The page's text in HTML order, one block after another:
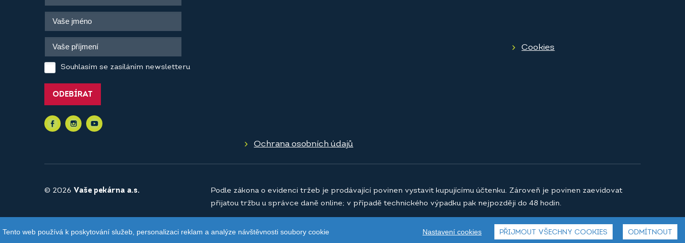
Souhlasím se zasíláním newsletteru
ODEBÍRAT
Cookies
Ochrana osobních údajů
© 2026 Vaše pekárna a.s.
Podle zákona o evidenci tržeb je prodávající povinen vystavit kupujícímu účtenku. Zároveň je povinen zaevidovat
přijatou tržbu u správce daně online; v případě technického výpadku pak nejpozději do 48 hodin.
Tento web používá k poskytování služeb, personalizaci reklam a analýze návštěvnosti soubory cookie Nastavení cookies PŘIJMOUT VŠECHNY COOKIES ODMÍTNOUT